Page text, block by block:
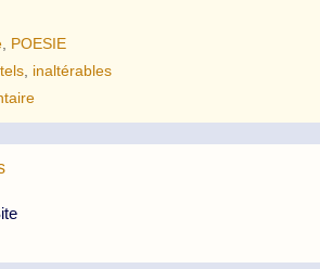
POESIE
inaltérables